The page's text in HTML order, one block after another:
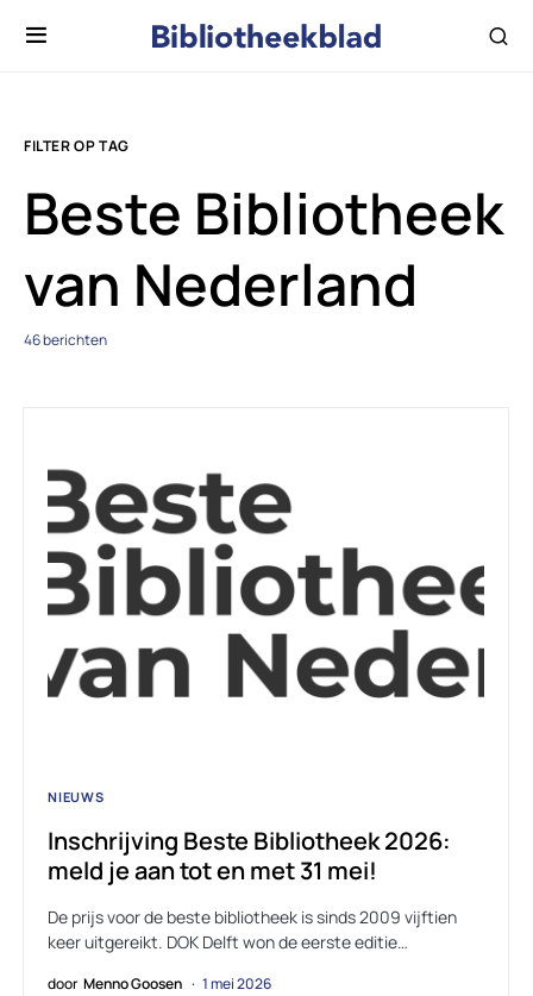
FILTER OP TAG
Beste Bibliotheek
van Nederland
46 berichten
NIEUWS
Inschrijving Beste Bibliotheek 2026:
meld je aan tot en met 31 mei!
De prijs voor de beste bibliotheek is sinds 2009 vijftien
keer uitgereikt. DOK Delft won de eerste editie…
door Menno Goosen 1 mei 2026